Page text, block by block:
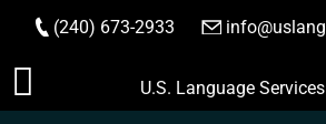
Saltar
(240) 673-2933
U.S. Language